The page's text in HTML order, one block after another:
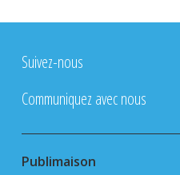
Suivez-nous
Communiquez avec nous
Publimaison